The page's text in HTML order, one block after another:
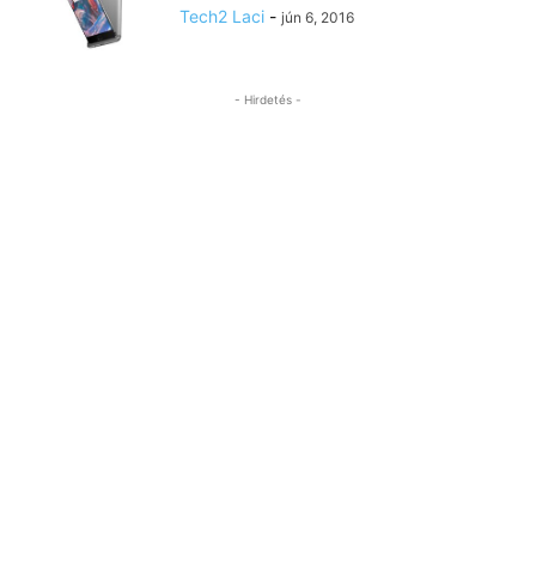
Tech2 Laci - jún 6, 2016
- Hirdetés -